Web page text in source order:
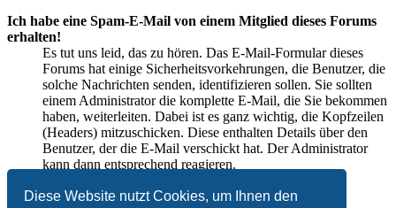
Diese Website nutzt Cookies, um Ihnen den
Ich habe eine Spam-E-Mail von einem Mitglied dieses Forums
erhalten!
Es tut uns leid, das zu hören. Das E-Mail-Formular dieses
Forums hat einige Sicherheitsvorkehrungen, die Benutzer, die
solche Nachrichten senden, identifizieren sollen. Sie sollten
einem Administrator die komplette E-Mail, die Sie bekommen
haben, weiterleiten. Dabei ist es ganz wichtig, die Kopfzeilen
(Headers) mitzuschicken. Diese enthalten Details über den
Benutzer, der die E-Mail verschickt hat. Der Administrator
kann dann entsprechend reagieren.
Nach oben